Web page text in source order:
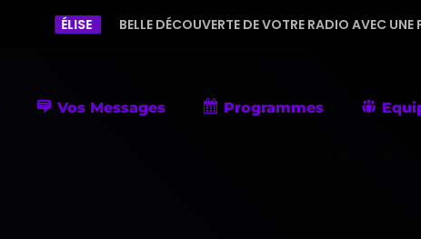
BELLE DÉCOUVERTE DE VOTRE RADIO AVEC UNE
Vos Messages Programmes